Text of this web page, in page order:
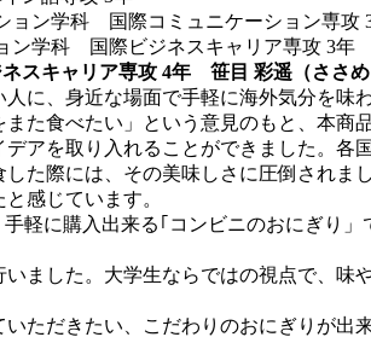
ン学科 国際コミュニケーション専攻
学科 国際ビジネスキャリア専攻 3年
ネスキャリア専攻 4年 笹目 彩遥（ささ
に、身近な場面で手軽に海外気分を味
た食べたい」という意見のもと、本商
アを取り入れることができました。各
た際には、その美味しさに圧倒され
感じています。
に購入出来る｢コンビニのおにぎり
ました。大学生ならではの視点で、味
ただきたい、こだわりのおにぎりが出来